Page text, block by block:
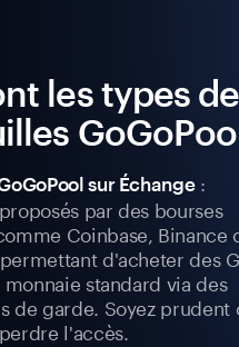
les types de
sur Échange:
par des bourses
Coinbase, Binance
d'acheter des
standard via des
de garde. Soyez prudent
l'accès.